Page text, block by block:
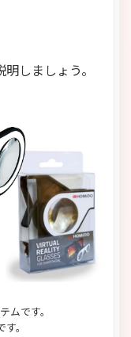
しましょう。
ムです。
。